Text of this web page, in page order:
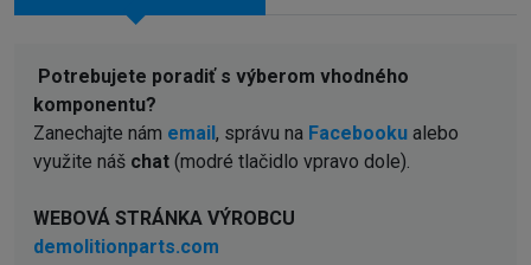
Potrebujete poradiť s výberom vhodného
komponentu?
Zanechajte nám email, správu na Facebooku alebo
využite náš chat (modré tlačidlo vpravo dole).
WEBOVÁ STRÁNKA VÝROBCU
demolitionparts.com